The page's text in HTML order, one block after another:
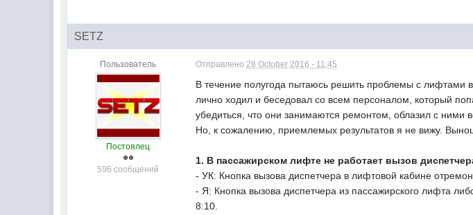
SETZ
Пользователь
Постоялец
596 сообщений
Отправлено28 October 2016 - 11:45
В течение полугода пытаюсь решить проблемы с лифтами
лично ходил и беседовал со всем персоналом, который
убедиться, что они занимаются ремонтом, облазил с ними
Но, к сожалению, приемлемых результатов я не вижу.
1. В пассажирском лифте не работает вызов
- УК: Кнопка вызова диспетчера в лифтовой кабине
- Я: Кнопка вызова диспетчера из пассажирского лифта
8:10.